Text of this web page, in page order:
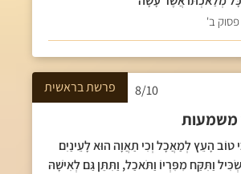
ב'
8/10 פרשתבראשית
משמעות
הָעֵץ לְמַאֲכָל וְכִי תַאֲוָה הוּא לָעֵינַיִם
וַתִּקַּח מִפִּרְיוֹ וַתֹּאכַל, וַתִּתֵּן גַּם לְאִישָׁהּ